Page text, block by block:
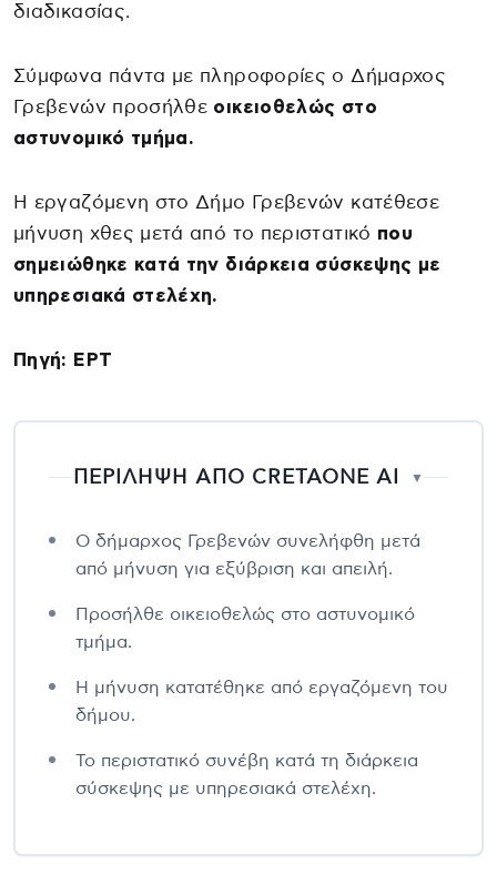
διαδικασίας.
Σύμφωνα πάντα με πληροφορίες ο Δήμαρχος
Γρεβενών προσήλθε οικειοθελώς στο
αστυνομικό τμήμα.
Η εργαζόμενη στο Δήμο Γρεβενών κατέθεσε
μήνυση χθες μετά από το περιστατικό που
σημειώθηκε κατά την διάρκεια σύσκεψης με
υπηρεσιακά στελέχη.
Πηγή: ΕΡΤ
ΠΕΡΙΛΗΨΗ ΑΠΟ CRETAONE AI ▼
Ο δήμαρχος Γρεβενών συνελήφθη μετά
από μήνυση για εξύβριση και απειλή.
Προσήλθε οικειοθελώς στο αστυνομικό
τμήμα.
Η μήνυση κατατέθηκε από εργαζόμενη του
δήμου.
Το περιστατικό συνέβη κατά τη διάρκεια
σύσκεψης με υπηρεσιακά στελέχη.